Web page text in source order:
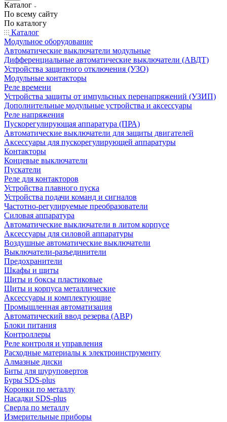
Каталог
По всему сайту
По каталогу
Каталог
Модульное оборудование
Автоматические выключатели модульные
Дифференциальные автоматические выключатели (АВДТ)
Устройства защитного отключения (УЗО)
Модульные контакторы
Реле времени
Устройства защиты от импульсных перенапряжений (УЗИП)
Дополнительные модульные устройства и аксессуары
Реле напряжения
Пускорегулирующая аппаратура (ПРА)
Автоматические выключатели для защиты двигателей
Аксессуары для пускорегулирующей аппаратуры
Контакторы
Концевые выключатели
Пускатели
Реле для контакторов
Устройства плавного пуска
Устройства подачи команд и сигналов
Частотно-регулируемые преобразователи
Силовая аппаратура
Автоматические выключатели в литом корпусе
Аксессуары для силовой аппаратуры
Воздушные автоматические выключатели
Выключатели-разъединители
Предохранители
Шкафы и щиты
Щиты и боксы пластиковые
Щиты и корпуса металлические
Аксессуары и комплектующие
Промышленная автоматизация
Автоматический ввод резерва (АВР)
Блоки питания
Контроллеры
Реле контроля и управления
Расходные материалы к электроинструменту
Алмазные диски
Биты для шуруповертов
Буры SDS-plus
Коронки по металлу
Насадки SDS-plus
Сверла по металлу
Измерительные приборы